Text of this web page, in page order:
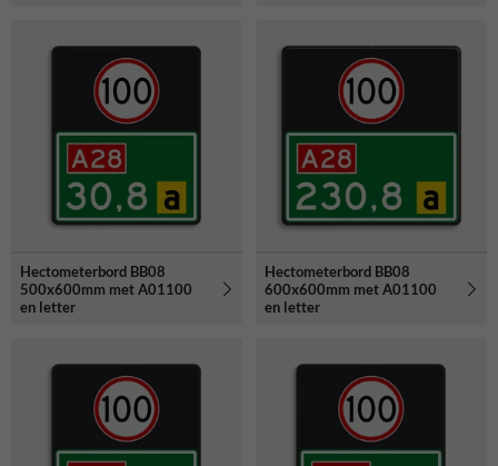
Hectometerbord BB08
500x600mm met A01100
en letter
Hectometerbord BB08
600x600mm met A01100
en letter